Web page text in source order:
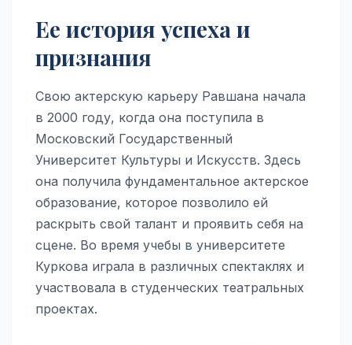
Ее история успеха и
признания
Свою актерскую карьеру Равшана начала
в 2000 году, когда она поступила в
Московский Государственный
Университет Культуры и Искусств. Здесь
она получила фундаментальное актерское
образование, которое позволило ей
раскрыть свой талант и проявить себя на
сцене. Во время учебы в университете
Куркова играла в различных спектаклях и
участвовала в студенческих театральных
проектах.